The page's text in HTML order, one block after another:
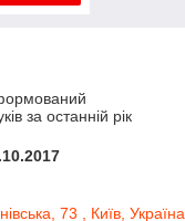
за останній рік
73 , Київ, Україна